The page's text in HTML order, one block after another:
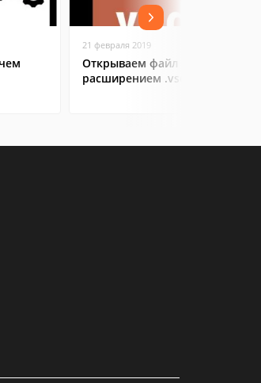
21 февраля 2019
Открываем файл с
расширением .vsd